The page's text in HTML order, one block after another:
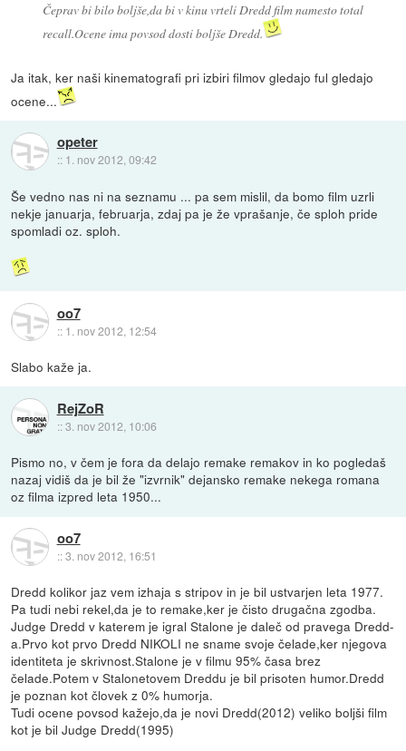
Čeprav bi bilo boljše,da bi v kinu vrteli Dredd film namesto total
recall.Ocene ima povsod dosti boljše Dredd.
Ja itak, ker naši kinematografi pri izbiri filmov gledajo ful gledajo
ocene...
opeter
:: 1. nov 2012, 09:42
Še vedno nas ni na seznamu ... pa sem mislil, da bomo film uzrli
nekje januarja, februarja, zdaj pa je že vprašanje, če sploh pride
spomladi oz. sploh.
oo7
:: 1. nov 2012, 12:54
Slabo kaže ja.
RejZoR
::3. nov 2012, 10:06
Pismo no, v čem je fora da delajo remake remakov in ko pogledaš
nazaj vidiš da je bil že "izvrnik" dejansko remake nekega romana
oz filma izpred leta 1950...
oo7
::3. nov 2012, 16:51
Dredd kolikor jaz vem izhaja s stripov in je bil ustvarjen leta 1977.
Pa tudi nebi rekel,da je to remake,ker je čisto drugačna zgodba.
Judge Dredd v katerem je igral Stalone je daleč od pravega Dredd-
a.Prvo kot prvo Dredd NIKOLI ne sname svoje čelade,ker njegova
identiteta je skrivnost.Stalone je v filmu 95% časa brez
čelade.Potem v Stalonetovem Dreddu je bil prisoten humor.Dredd
je poznan kot človek z 0% humorja.
Tudi ocene povsod kažejo,da je novi Dredd(2012) veliko boljši film
kot je bil Judge Dredd(1995)